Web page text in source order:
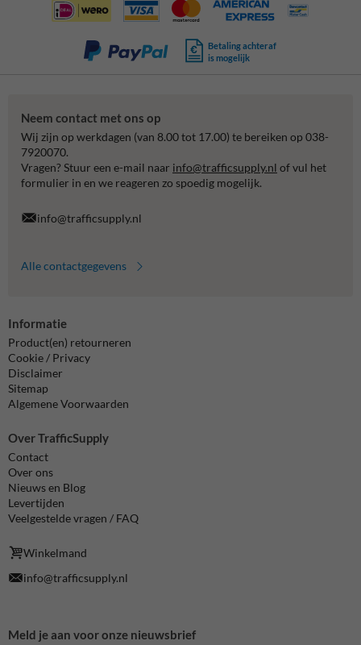
Betaling achteraf
is mogelijk
Neem contact met ons op
Wij zijn op werkdagen (van 8.00 tot 17.00) te bereiken op 038-
7920070.
Vragen? Stuur een e-mail naar info@trafficsupply.nl of vul het
formulier in en we reageren zo spoedig mogelijk.
info@trafficsupply.nl
Alle contactgegevens
Informatie
Product(en) retourneren
Cookie / Privacy
Disclaimer
Sitemap
Algemene Voorwaarden
Over TrafficSupply
Contact
Over ons
Nieuws en Blog
Levertijden
Veelgestelde vragen / FAQ
Winkelmand
info@trafficsupply.nl
Meld je aan voor onze nieuwsbrief